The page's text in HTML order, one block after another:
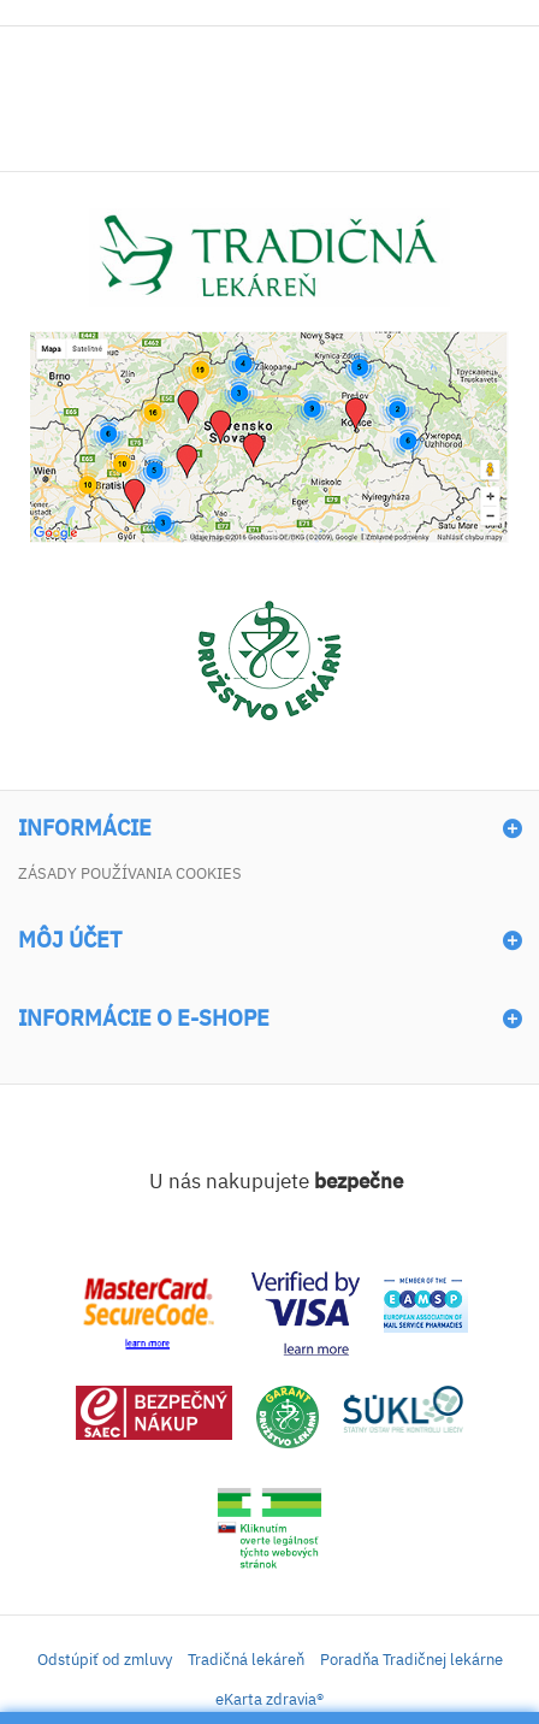
INFORMÁCIE
ZÁSADY POUŽÍVANIA COOKIES
MÔJ ÚČET
INFORMÁCIE O E-SHOPE
U nás nakupujete bezpečne
Odstúpiť od zmluvy Tradičná lekáreň
Poradňa Tradičnej lekárne
eKarta zdravia®